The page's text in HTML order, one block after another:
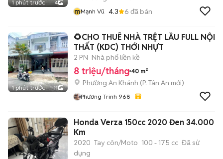
1 phút trước 4
mMạnh Vũ 4.3 6 đã bán
1 phút trước 11
🌻CHO THUÊ NHÀ TRỆT LẦU FULL NỘI
THẤT (KDC) THỚI NHỰT
2 PN Nhà phố liền kề
8 triệu/tháng 40 m²
Phường An Khánh (P. Tân An mới)
Phương Trinh 968
Honda Verza 150cc 2020 Đen 34.000
Km
2020 Tay côn/Moto 100 - 175 cc Đã sử
dụng